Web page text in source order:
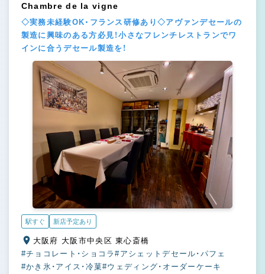
Chambre de la vigne
◇実務未経験OK・フランス研修あり◇アヴァンデセールの
製造に興味のある方必見！小さなフレンチレストランでワ
インに合うデセール製造を！
駅すぐ 新店予定あり
大阪府 大阪市中央区 東心斎橋
#チョコレート・ショコラ#アシェットデセール・パフェ
#かき氷・アイス・冷菓#ウェディング・オーダーケーキ